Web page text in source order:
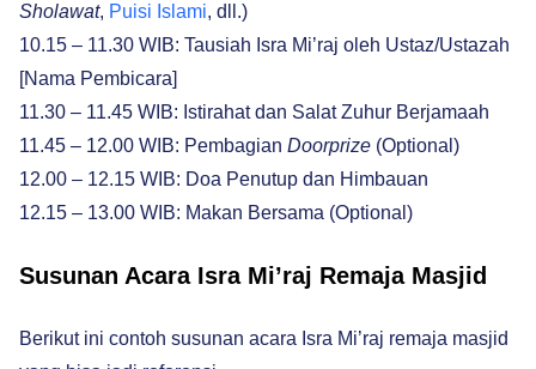
Sholawat, Puisi Islami, dll.)
10.15 – 11.30 WIB: Tausiah Isra Mi’raj oleh Ustaz/Ustazah
[Nama Pembicara]
11.30 – 11.45 WIB: Istirahat dan Salat Zuhur Berjamaah
11.45 – 12.00 WIB: Pembagian Doorprize (Optional)
12.00 – 12.15 WIB: Doa Penutup dan Himbauan
12.15 – 13.00 WIB: Makan Bersama (Optional)
Susunan Acara Isra Mi’raj Remaja Masjid
Berikut ini contoh susunan acara Isra Mi’raj remaja masjid